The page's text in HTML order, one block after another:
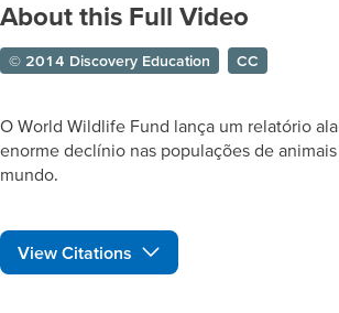
About this Full Video
© 2014 Discovery Education CC
O World Wildlife Fund lança um relatório
enorme declínio nas populações de
mundo.
View Citations